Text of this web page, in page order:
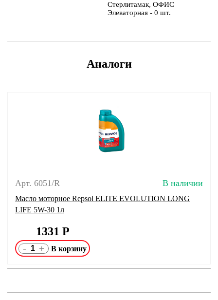
Стерлитамак, ОФИС
Элеваторная - 0 шт.
Аналоги
Арт. 6051/R В наличии
Масло моторное Repsol ELITE EVOLUTION LONG
LIFE 5W-30 1л
1331 Р
- +